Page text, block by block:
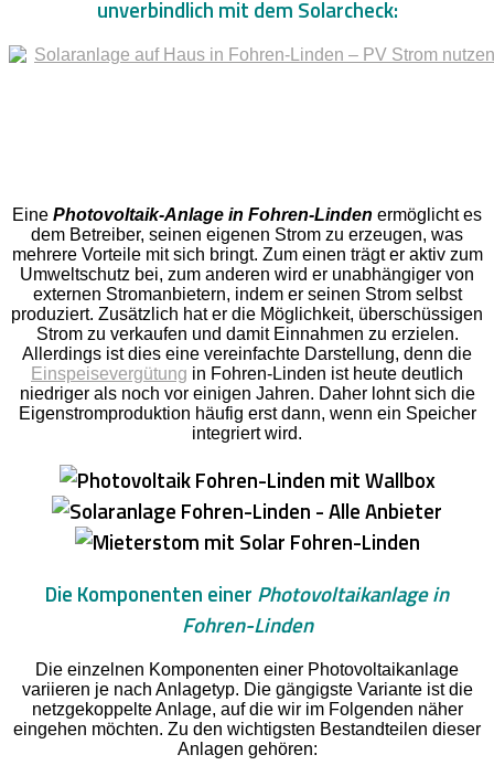
unverbindlich mit dem Solarcheck:
Eine Photovoltaik-Anlage in Fohren-Linden ermöglicht es
dem Betreiber, seinen eigenen Strom zu erzeugen, was
mehrere Vorteile mit sich bringt. Zum einen trägt er aktiv zum
Umweltschutz bei, zum anderen wird er unabhängiger von
externen Stromanbietern, indem er seinen Strom selbst
produziert. Zusätzlich hat er die Möglichkeit, überschüssigen
Strom zu verkaufen und damit Einnahmen zu erzielen.
Allerdings ist dies eine vereinfachte Darstellung, denn die
Einspeisevergütung in Fohren-Linden ist heute deutlich
niedriger als noch vor einigen Jahren. Daher lohnt sich die
Eigenstromproduktion häufig erst dann, wenn ein Speicher
integriert wird.
Die Komponenten einer Photovoltaikanlage in
Fohren-Linden
Die einzelnen Komponenten einer Photovoltaikanlage
variieren je nach Anlagetyp. Die gängigste Variante ist die
netzgekoppelte Anlage, auf die wir im Folgenden näher
eingehen möchten. Zu den wichtigsten Bestandteilen dieser
Anlagen gehören: